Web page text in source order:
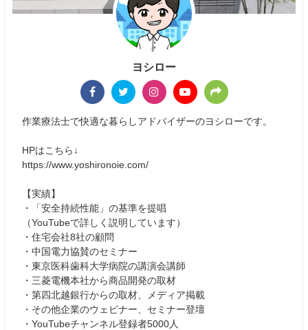
ヨシロー
作業療法士で快適な暮らしアドバイザーのヨシローです。
HPはこちら↓
https://www.yoshironoie.com/
【実績】
・「安全持続性能」の基準を提唱
（YouTubeで詳しく説明しています）
・住宅会社8社の顧問
・中国電力協賛のセミナー
・東京医科歯科大学病院の講演会講師
・三菱電機本社から商品開発の取材
・第四北越銀行からの取材、メディア掲載
・その他企業のウェビナー、セミナー登壇
・YouTubeチャンネル登録者5000人